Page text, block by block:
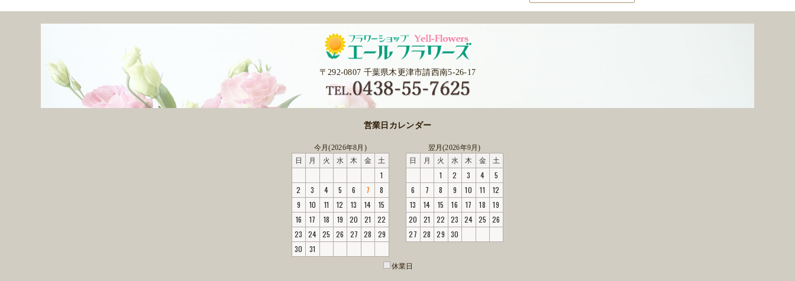
〒292-0807 千葉県木更津市請西南5-26-17
営業日カレンダー
今月(2026年8月)
日
月 火 水 木 金 土
1
2
3 4 5 6 7
8
9
10 11 12 13 14
15
16
17 18 19 20 21
22
23
24 25 26 27 28
29
30
31
翌月(2026年9月)
日
月 火 水 木 金 土
1 2 3 4
5
6
7 8 9 10 11
12
13
14 15 16 17 18
19
20
21 22 23 24 25
26
27
28 29 30
休業日